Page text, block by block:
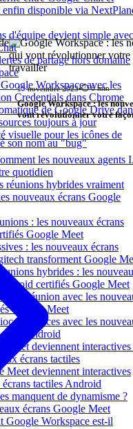
enfin disponible via
d'équipe devient simple avec
de partage hors domaine
Workspace avec les
Credentials dans Chrome
de Google Drive
toujours à jour
visuelle pour les icônes de
les nouveaux agents
quotidien
réunions hybrides vraiment
nouveaux écrans Google
: les nouveaux écrans
Google Meet
: les nouveaux écrans
transforment Google
hybrides : les
certifiés Google Meet
de réunion avec les
Google Meet
avec les
Android
Meet deviennent interactives
écrans tactiles
Meet deviennent interactives
tactiles Android
manquent de dynamisme ?
écrans Google Meet
Google Workspace est-il
17 novembre 2023•⏱️ 6 min
Google Workspace : les
vont révolutionner votre
travailler
son nom au "bug"